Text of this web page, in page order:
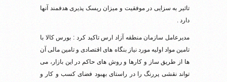
تاثیر به سزایی در موفقیت و میزان ریسک پذیری هدفمند آنها
دارد .
مدیرعامل سازمان منطقه آزاد ارس تاکید کرد : بورس کالا با
تامین مواد اولیه مورد نیاز بنگاه های اقتصادی و تامین مالی آن
ها از طریق ساز و کارها و روش های حاکم در این بازار، می
تواند نقشی پررنگ را در راستای بهبود فضای کسب و کار و